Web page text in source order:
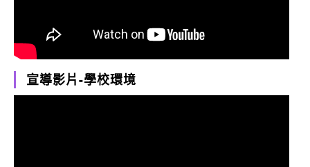
宣導影片-學校環境